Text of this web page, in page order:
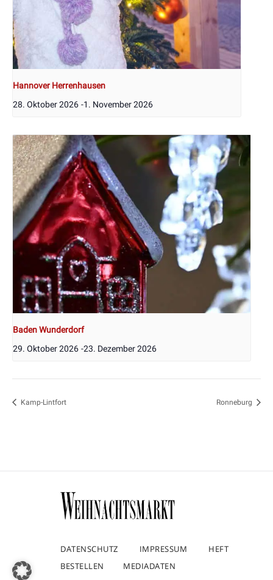
Hannover Herrenhausen
28. Oktober 2026 -1. November 2026
Baden Wunderdorf
29. Oktober 2026 -23. Dezember 2026
Kamp-Lintfort Ronneburg
DATENSCHUTZ IMPRESSUM
HEFT
BESTELLEN
MEDIADATEN